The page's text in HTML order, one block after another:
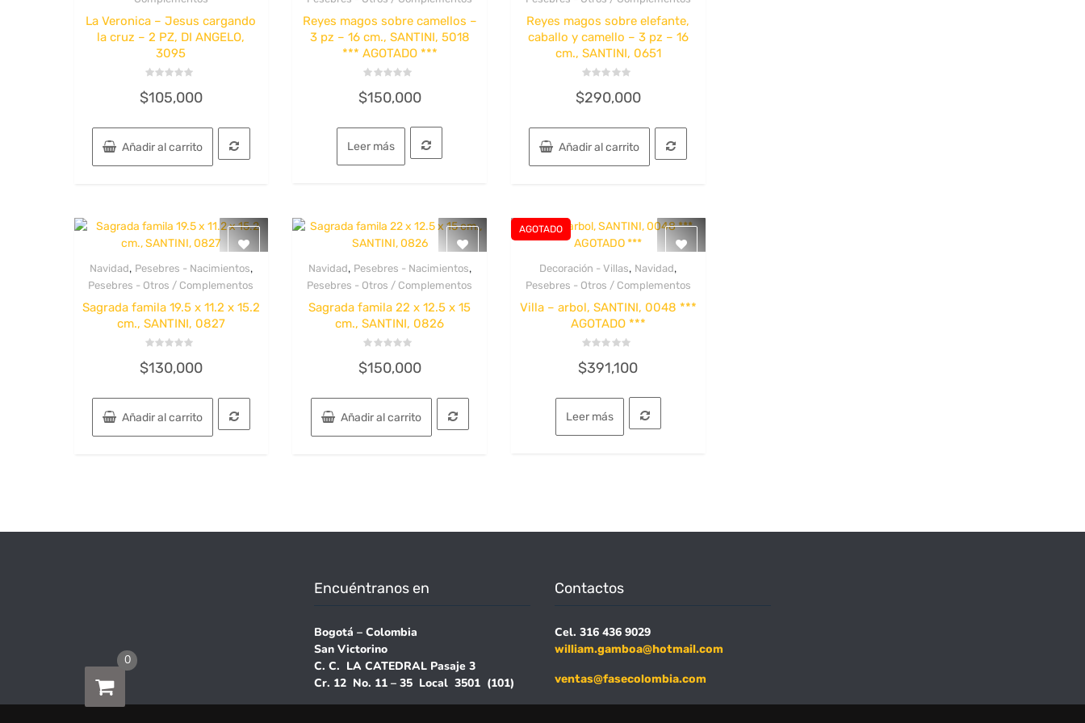
La Veronica – Jesus cargando
la cruz – 2 PZ, DI ANGELO,
3095
con
0
5
$105,000
Añadir al carrito
Reyes magos sobre camellos –
3 pz – 16 cm., SANTINI, 5018
*** AGOTADO ***
con
0
5
$150,000
Leer más
Reyes magos sobre elefante,
caballo y camello – 3 pz – 16
cm., SANTINI, 0651
con
5
$290,000
Añadir al carrito
Quick View
Navidad, Pesebres - Nacimientos,
Pesebres - Otros / Complementos
Sagrada famila 19.5 x 11.2 x 15.2
cm., SANTINI, 0827
con
0
5
$130,000
Añadir al carrito
Quick View
Navidad, Pesebres - Nacimientos,
Pesebres - Otros / Complementos
Sagrada famila 22 x 12.5 x 15
cm., SANTINI, 0826
con
0
5
$150,000
Añadir al carrito
AGOTADO
Quick View
Decoración - Villas, Navidad,
Pesebres - Otros / Complementos
Villa – arbol, SANTINI, 0048 ***
AGOTADO ***
con
0
5
$391,100
Leer más
Encuéntranos en
Bogotá – Colombia
San Victorino
C. C. LA CATEDRAL Pasaje 3
Cr. 12 No. 11 – 35 Local 3501 (101)
Contactos
Cel. 316 436 9029
william.gamboa@hotmail.com
ventas@fasecolombia.com
0